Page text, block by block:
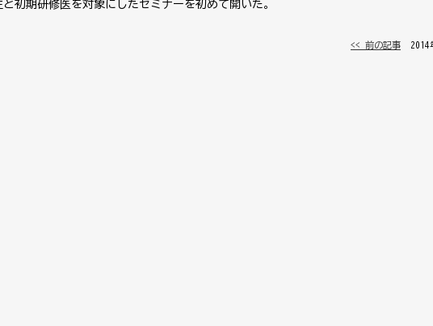
初期研修医を対象にしたセミナーを初めて開いた。
<< 前の記事 │